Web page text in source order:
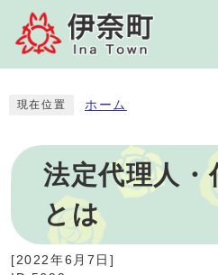
現在位置 ホーム
法定代理人・
とは
[2022年6月7日]